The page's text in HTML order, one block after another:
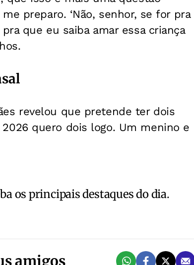
preparo. ‘Não, senhor, se for pra
que eu saiba amar essa criança
revelou que pretende ter dois
quero dois logo. Um menino e
os principais destaques do dia.
amigos